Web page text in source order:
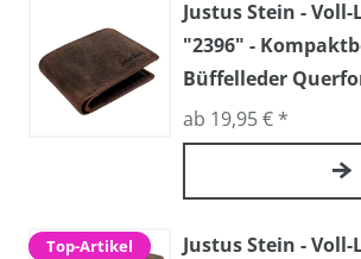
Justus Stein - Voll-
"2396" -
Büffelleder
ab 19,95 € *
Top-Artikel
Justus Stein - Voll-